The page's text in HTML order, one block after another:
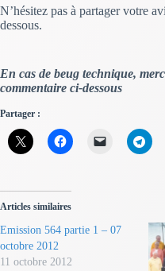
N’hésitez pas à partager votre
dessous.
En cas de beug technique,
commentaire ci-dessous
Partager :
Articles similaires
Emission 564 partie 1 – 07
octobre 2012
11 octobre 2012